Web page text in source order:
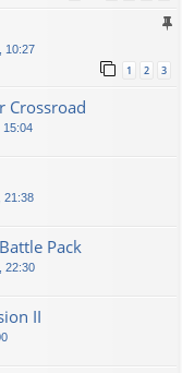
10:27
1 2 3
Crossroad
15:04
21:38
Pack
22:30
II